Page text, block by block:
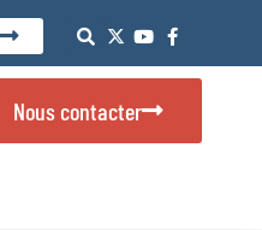
Nous contacter